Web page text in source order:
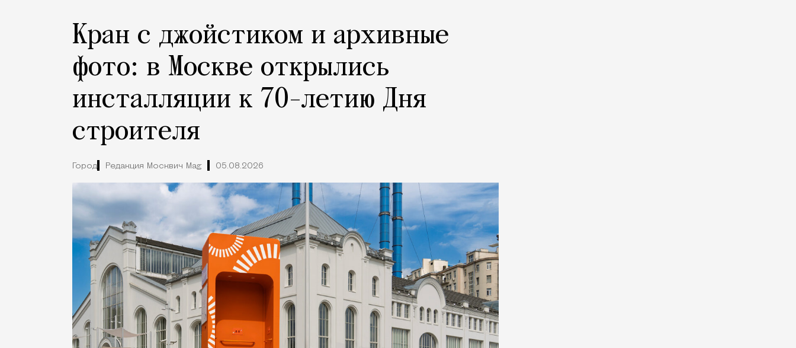
Кран с джойстиком и архивные
фото: в Москве открылись
инсталляции к 70-летию Дня
строителя
Город Редакция Москвич Mag 05.08.2026